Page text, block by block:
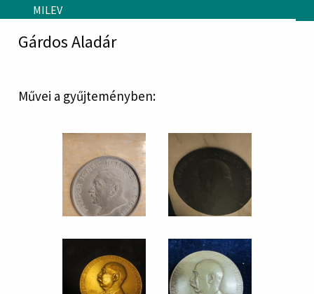
Skip to main content
MILEV
Gárdos Aladár
Művei a gyűjteményben: